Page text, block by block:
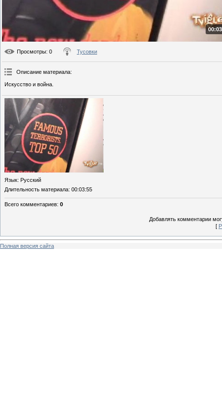
Просмотры: 0 Тусовки
Описание материала:
Искусство и война.
Язык: Русский
Длительность материала: 00:03:55
Всего комментариев: 0
Добавлять комментарии
[
Полная версия сайта